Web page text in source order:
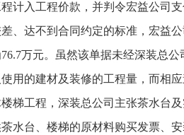
计入工程价款，并判令宏益公司
、达不到合同约定的标准，宏益
万元。虽然该单据未经深装总
用的建材及装修的工程量，而相
梯工程，深装总公司主张茶水台
水台、楼梯的原材料购买发票、